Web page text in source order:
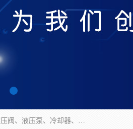
无锡凯乐福智能科技有限公司主营产品：打包机油泵、风冷式油冷却器、液压阀、液压泵、冷却器、过滤器及气动元器件。公司主导生产齿轮泵、齿轮马达、液压阀等产品。共计100多个系列、3000余种规格。覆盖了液压系统的动力元件、控制元件和执行元件，具备较强的成套供货、服务能力。